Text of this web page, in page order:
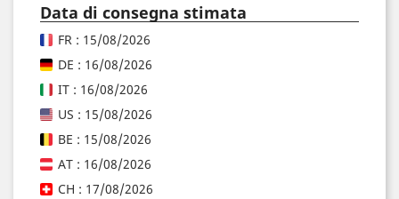
Data di consegna stimata
FR : 15/08/2026
DE : 16/08/2026
IT : 16/08/2026
US : 15/08/2026
BE : 15/08/2026
AT : 16/08/2026
CH : 17/08/2026